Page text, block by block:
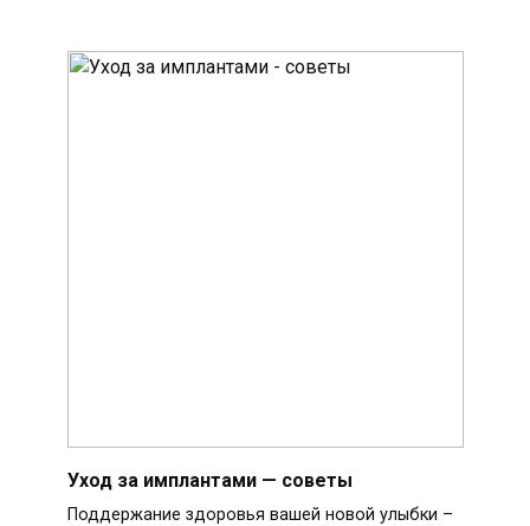
Уход за имплантами — советы
Поддержание здоровья вашей новой улыбки –